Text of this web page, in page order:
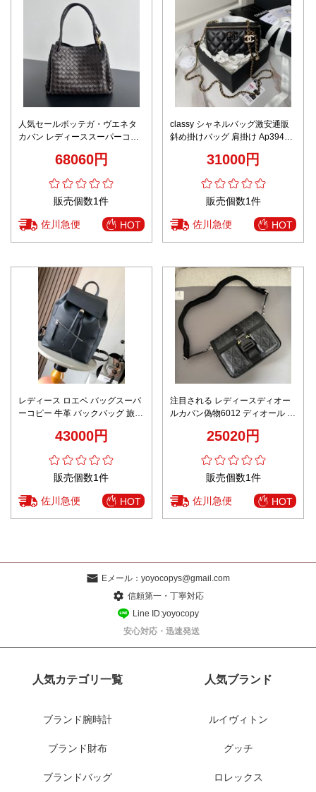
人気セールボッテガ・ヴエネタ
カバン レディーススーパーコピ
68060円
販売個数1件
佐川急便 HOT
classy シャネルバッグ激安通販
斜め掛けバッグ 肩掛け Ap3940
31000円
販売個数1件
佐川急便 HOT
レディース ロエベ バッグスーパ
ーコピー 牛革 バックバッグ 旅行
43000円
販売個数1件
佐川急便 HOT
注目される レディースディオー
ルカバン偽物6012 ディオール ヒ
25020円
販売個数1件
佐川急便 HOT
Eメール： yoyocopys@gmail.com
信頼第一・丁寧対応
Line ID:yoyocopy
安心対応・迅速発送
人気カテゴリ一覧
ブランド腕時計
ブランド財布
ブランドバッグ
人気ブランド
ルイヴィトン
グッチ
ロレックス